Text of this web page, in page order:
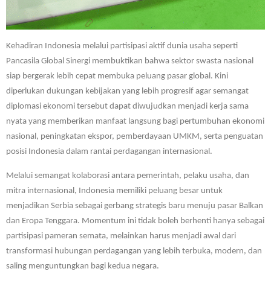
Kehadiran Indonesia melalui partisipasi aktif dunia usaha seperti
Pancasila Global Sinergi membuktikan bahwa sektor swasta nasional
siap bergerak lebih cepat membuka peluang pasar global. Kini
diperlukan dukungan kebijakan yang lebih progresif agar semangat
diplomasi ekonomi tersebut dapat diwujudkan menjadi kerja sama
nyata yang memberikan manfaat langsung bagi pertumbuhan ekonomi
nasional, peningkatan ekspor, pemberdayaan UMKM, serta penguatan
posisi Indonesia dalam rantai perdagangan internasional.
Melalui semangat kolaborasi antara pemerintah, pelaku usaha, dan
mitra internasional, Indonesia memiliki peluang besar untuk
menjadikan Serbia sebagai gerbang strategis baru menuju pasar Balkan
dan Eropa Tenggara. Momentum ini tidak boleh berhenti hanya sebagai
partisipasi pameran semata, melainkan harus menjadi awal dari
transformasi hubungan perdagangan yang lebih terbuka, modern, dan
saling menguntungkan bagi kedua negara.